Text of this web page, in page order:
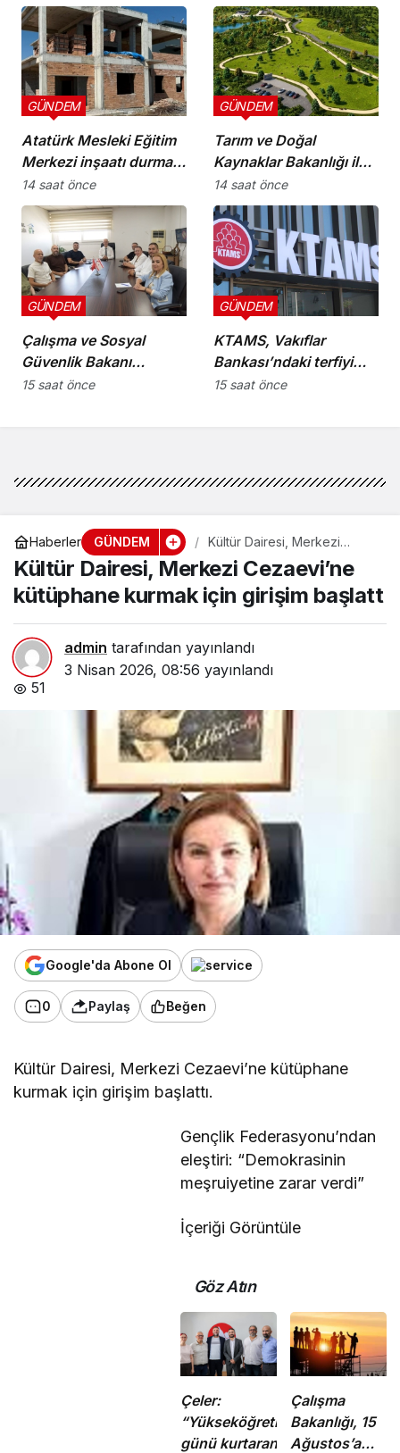
geleceği planlayan
politikalara ihtiyaç var”
güneş altında çalışmayı
yasakladı
Atatürk Mesleki Eğitim
Merkezi inşaatı durma
noktasında!
GÜNDEM
14 saat önce
Tarım ve Doğal
Kaynaklar Bakanlığı ile
İnşaat Mühendisleri
Odası arasında iş birliği
protokolü imzalandı
GÜNDEM
14 saat önce
Çalışma ve Sosyal
Güvenlik Bakanı
Hasipoğlu,
GÜNDEM
15 saat önce
KTAMS, Vakıflar
Bankası’ndaki terfiyi
eleştirdi
GÜNDEM
15 saat önce
Haberler GÜNDEM
Kültür Dairesi, Merkezi
Cezaevi’ne kütüphane
kurmak için girişim başlatt
Kültür Dairesi, Merkezi Cezaevi’ne
kütüphane kurmak için girişim başlatt
admin tarafından yayınlandı
3 Nisan 2026, 08:56 yayınlandı
51
Google'da Abone Ol
0 Paylaş Beğen
Kültür Dairesi, Merkezi Cezaevi’ne kütüphane
kurmak için girişim başlattı.
Gençlik Federasyonu’ndan
eleştiri: “Demokrasinin
meşruiyetine zarar verdi”
İçeriği Görüntüle
Göz Atın
Çeler:
“Yükseköğretimde
günü kurtaran
Çalışma
Bakanlığı, 15
Ağustos’a